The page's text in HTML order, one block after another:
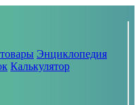
Энциклопедия
Калькулятор